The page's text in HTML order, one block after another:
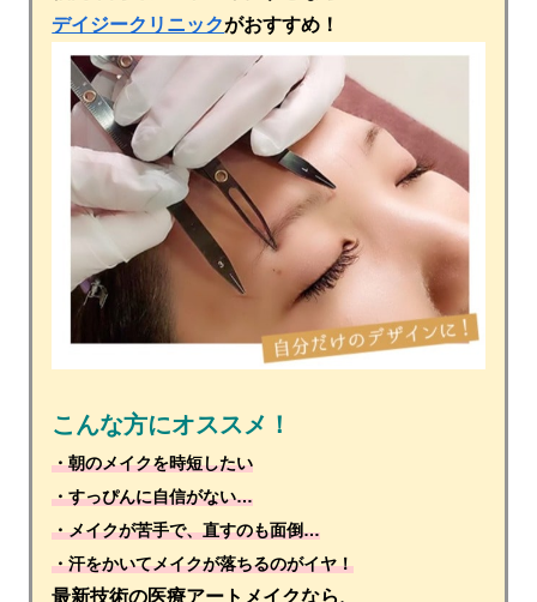
デイジークリニックがおすすめ！
こんな方にオススメ！
・朝のメイクを時短したい
・すっぴんに自信がない…
・メイクが苦手で、直すのも面倒…
・汗をかいてメイクが落ちるのがイヤ！
最新技術の医療アートメイクなら、